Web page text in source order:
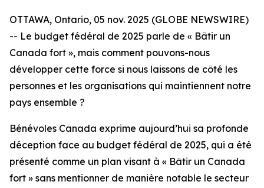
OTTAWA, Ontario, 05 nov. 2025 (GLOBE NEWSWIRE)
-- Le budget fédéral de 2025 parle de « Bâtir un
Canada fort », mais comment pouvons-nous
développer cette force si nous laissons de côté les
personnes et les organisations qui maintiennent notre
pays ensemble ?
Bénévoles Canada exprime aujourd’hui sa profonde
déception face au budget fédéral de 2025, qui a été
présenté comme un plan visant à « Bâtir un Canada
fort » sans mentionner de manière notable le secteur